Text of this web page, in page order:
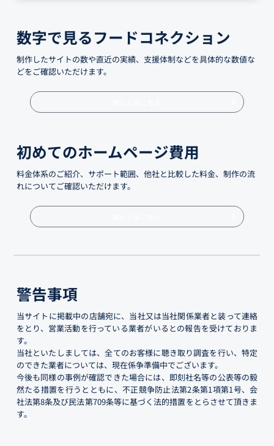
数字で見るフードコネクション
制作したサイトの数や直近の実績、支援体制などを具体的な数値な
どをご確認いただけます。
初めてのホームページ費用
料金体系のご紹介、サポート範囲、他社と比較した料金、制作の流
れについてご確認いただけます。
警告事項
当サイトに掲載中の店舗宛に、当社又は当社関係業者と装って連絡
をとり、営業活動を行っている業者がいるとの報告を受けておりま
す。
当社といたしましては、全てのお客様に聴き取り調査を行い、特定
のできた業者については、現在係争準備中でございます。
今後も同様の事例が確認できた場合には、即刻社名等の公表等の毅
然たる措置を行うとともに、不正競争防止法第2条第1項第1号、会
社法第8条及び民法第709条等に基づく法的措置をとらさせて頂きま
す。